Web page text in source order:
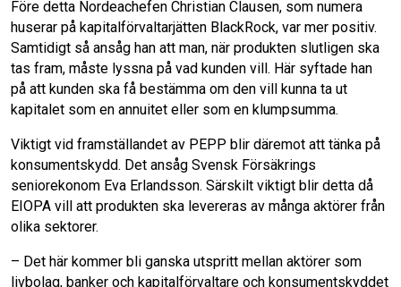
Före detta Nordeachefen Christian Clausen, som numera
huserar på kapitalförvaltarjätten BlackRock, var mer positiv.
Samtidigt så ansåg han att man, när produkten slutligen ska
tas fram, måste lyssna på vad kunden vill. Här syftade han
på att kunden ska få bestämma om den vill kunna ta ut
kapitalet som en annuitet eller som en klumpsumma.
Viktigt vid framställandet av PEPP blir däremot att tänka på
konsumentskydd. Det ansåg Svensk Försäkrings
seniorekonom Eva Erlandsson. Särskilt viktigt blir detta då
EIOPA vill att produkten ska levereras av många aktörer från
olika sektorer.
– Det här kommer bli ganska utspritt mellan aktörer som
livbolag, banker och kapitalförvaltare och konsumentskyddet